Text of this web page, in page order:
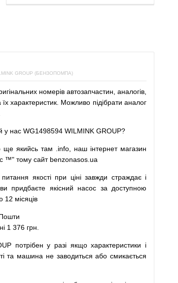
GROUP (БЕНЗОПОМПА)
номерів автозапчастин аналогів
характеристик. Можливо підібрати аналог
у нас WG1498594 WILMINK GROUP?
ще якийсь там .info, наш інтернет магазин
™" тому сайт benzonasos.ua
питання якості при ціні завжди страждає і
ви придбаєте якісний насос за доступною
12 місяців
1 376 грн.
потрібен у разі якщо характеристики
і
та машина не заводиться або смикається